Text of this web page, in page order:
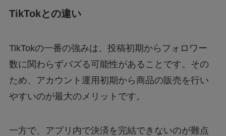
TikTokとの違い
TikTokの一番の強みは、投稿初期からフォロワー
数に関わらずバズる可能性があることです。その
ため、アカウント運用初期から商品の販売を行い
やすいのが最大のメリットです。
一方で、アプリ内で決済を完結できないのが難点